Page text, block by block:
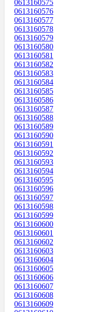
0613160575
0613160576
0613160577
0613160578
0613160579
0613160580
0613160581
0613160582
0613160583
0613160584
0613160585
0613160586
0613160587
0613160588
0613160589
0613160590
0613160591
0613160592
0613160593
0613160594
0613160595
0613160596
0613160597
0613160598
0613160599
0613160600
0613160601
0613160602
0613160603
0613160604
0613160605
0613160606
0613160607
0613160608
0613160609